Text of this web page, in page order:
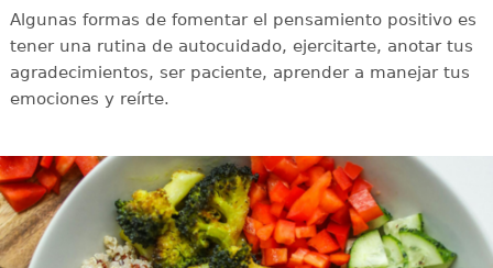
Algunas formas de fomentar el pensamiento positivo es
tener una rutina de autocuidado, ejercitarte, anotar tus
agradecimientos, ser paciente, aprender a manejar tus
emociones y reírte.